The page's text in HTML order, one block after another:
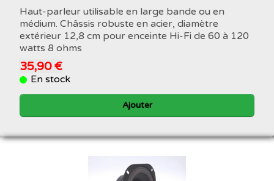
Haut-parleur utilisable en large bande ou en
médium. Châssis robuste en acier, diamètre
extérieur 12,8 cm pour enceinte Hi-Fi de 60 à 120
watts 8 ohms
35,90 €
En stock
Ajouter